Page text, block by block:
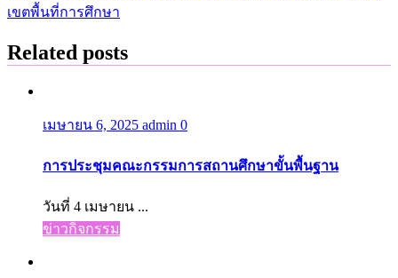
เขตพื้นที่การศึกษา
Related posts
เมษายน 6, 2025 admin 0
การประชุมคณะกรรมการสถานศึกษาขั้นพื้นฐาน
วันที่ 4 เมษายน ...
ข่าวกิจกรรม